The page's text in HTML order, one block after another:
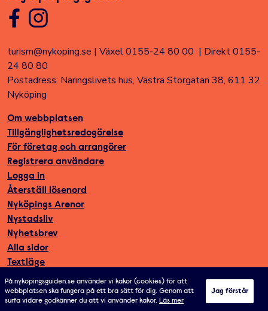
turism@nykoping.se | Växel 0155-24 80 00 | Direkt 0155-
24 80 80
Postadress: Näringslivets hus, Västra Storgatan 38, 611 32
Nyköping
Om webbplatsen
Tillgänglighetsredogörelse
För företag och arrangörer
Registrera användare
Logga in
Återställ lösenord
Nyköpings Arenor
Nystadsliv
Nyhetsbrev
Alla sidor
Textläge
På nykopingsguiden.se använder vi kakor (cookies) för att
webbplatsen ska fungera på ett bra sätt för dig. Genom att
surfa vidare godkänner du att vi använder kakor. Läs mer
Jag förstår